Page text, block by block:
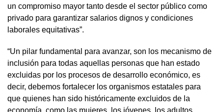
un compromiso mayor tanto desde el sector público como
privado para garantizar salarios dignos y condiciones
laborales equitativas”.
“Un pilar fundamental para avanzar, son los mecanismo de
inclusión para todas aquellas personas que han estado
excluidas por los procesos de desarrollo económico, es
decir, debemos fortalecer los organismos estatales para
que quienes han sido históricamente excluidos de la
economía, como las mujeres, los jóvenes, los adultos